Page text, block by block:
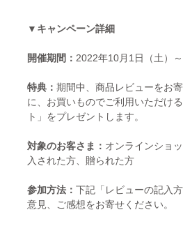
▼キャンペーン詳細
開催期間： 2022年10月1日（土）
特典： 期間中、商品レビューをお
に、お買いものでご利用いただけ
ト」をプレゼントします。
対象のお客さま： オンラインショ
入された方、贈られた方
参加方法： 下記「レビューの記入
意見、ご感想をお寄せください。